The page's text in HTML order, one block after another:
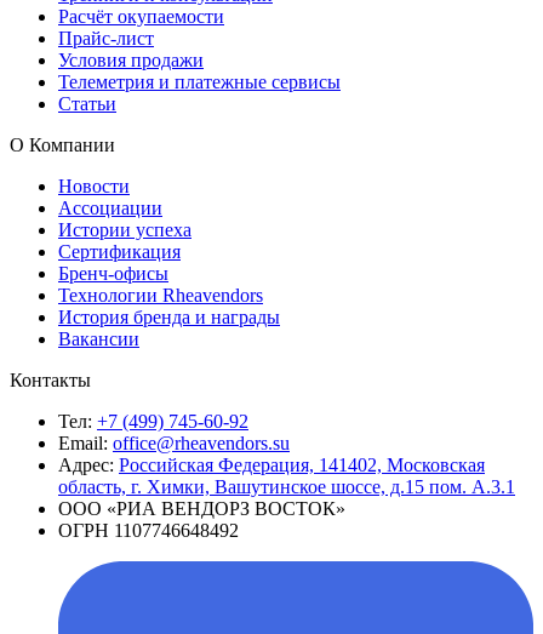
Расчёт окупаемости
Прайс-лист
Условия продажи
Телеметрия и платежные сервисы
Статьи
О Компании
Новости
Ассоциации
Истории успеха
Сертификация
Бренч-офисы
Технологии Rheavendors
История бренда и награды
Вакансии
Контакты
Тел: +7 (499) 745-60-92
Email: office@rheavendors.su
Адрес: Российская Федерация, 141402, Московская
область, г. Химки, Вашутинское шоссе, д.15 пом. А.3.1
ООО «РИА ВЕНДОРЗ ВОСТОК»
ОГРН 1107746648492